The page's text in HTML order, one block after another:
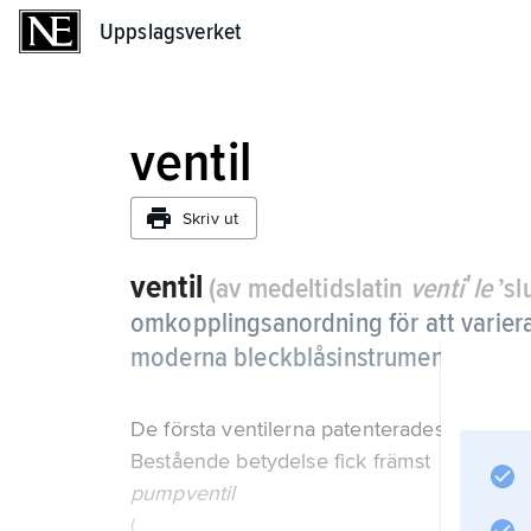
Uppslagsverket
ventil
Skriv ut
ventil (av medeltidslatin ventiʹle
omkopplingsanordning för att
moderna bleckblåsinstrument.
De första ventilerna patenterades 1818
Bestående betydelse fick främst
pumpventil
(